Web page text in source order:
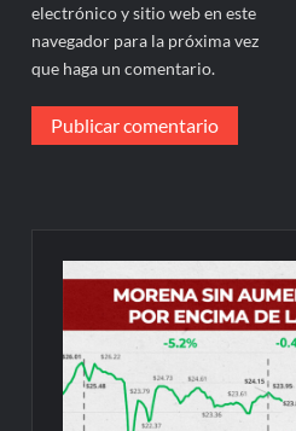
electrónico y sitio web en este
navegador para la próxima vez
que haga un comentario.